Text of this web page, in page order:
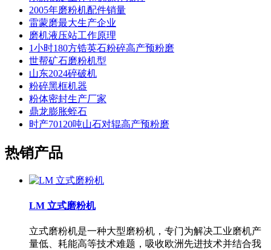
2005年磨粉机配件销量
雷蒙磨最大生产企业
磨机液压站工作原理
1小时180方锆英石粉碎高产预粉磨
世帮矿石磨粉机型
山东2024碎破机
粉碎黑框机器
粉体密封生产厂家
鼎龙膨胀蛭石
时产70120吨山石对辊高产预粉磨
热销产品
LM 立式磨粉机
立式磨粉机是一种大型磨粉机，专门为解决工业磨机产
量低、耗能高等技术难题，吸收欧洲先进技术并结合我